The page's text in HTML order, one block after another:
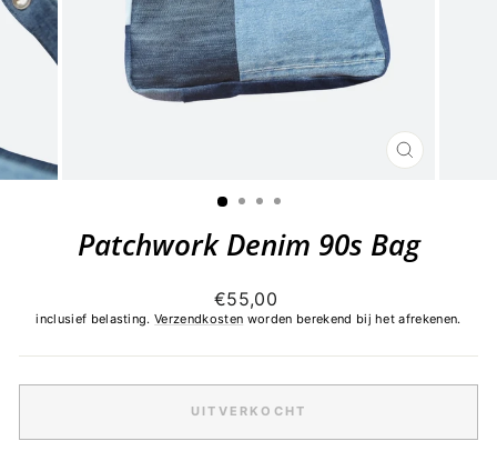
SLUITEN
Patchwork Denim 90s Bag
Normale
prijs
€55,00
inclusief belasting.Verzendkosten worden berekend bij het afrekenen.
UITVERKOCHT